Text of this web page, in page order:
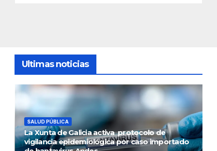
Ultimas noticias
SALUD PÚBLICA
La Xunta de Galicia activa protocolo de
vigilancia epidemiológica por caso importado